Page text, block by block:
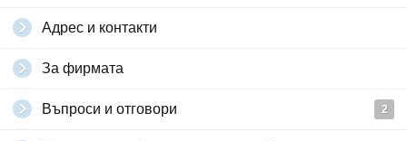
Адрес и контакти
За фирмата
Въпроси и отговори 2